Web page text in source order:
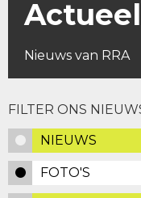
Actueel
Nieuws van RRA
FILTER ONS
NIEUWS
FOTO'S